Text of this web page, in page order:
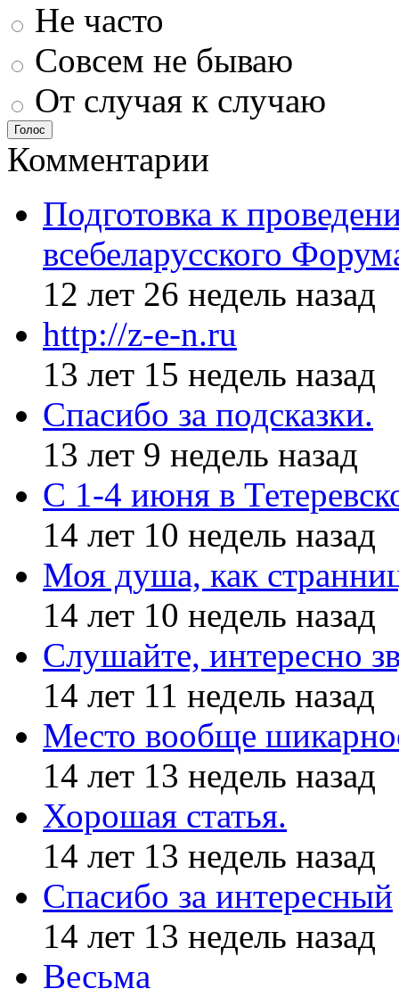
Не часто
Совсем не бываю
От случая к случаю
Голос
Комментарии
Подготовка к
всебеларусского
12 лет 26 недель назад
http://z-e-n.ru
13 лет 15 недель назад
Спасибо за подсказки.
13 лет 9 недель назад
С 1-4 июня в
14 лет 10 недель назад
Моя душа, как
14 лет 10 недель назад
Слушайте, интересно
14 лет 11 недель назад
Место вообще
14 лет 13 недель назад
Хорошая статья.
14 лет 13 недель назад
Спасибо за интересный
14 лет 13 недель назад
Весьма